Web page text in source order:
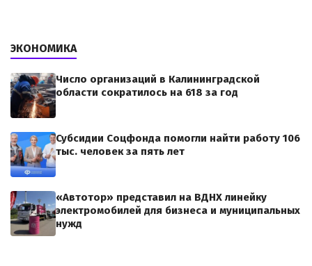
ЭКОНОМИКА
Число организаций в Калининградской
области сократилось на 618 за год
Субсидии Соцфонда помогли найти работу 106
тыс. человек за пять лет
«Автотор» представил на ВДНХ линейку
электромобилей для бизнеса и муниципальных
нужд